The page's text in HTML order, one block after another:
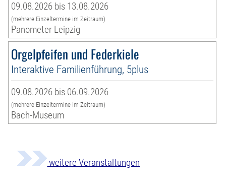
09.08.2026 bis 13.08.2026
(mehrere Einzeltermine im Zeitraum)
Panometer Leipzig
Orgelpfeifen und Federkiele
Interaktive Familienführung, 5plus
09.08.2026 bis 06.09.2026
(mehrere Einzeltermine im Zeitraum)
Bach-Museum
weitere Veranstaltungen